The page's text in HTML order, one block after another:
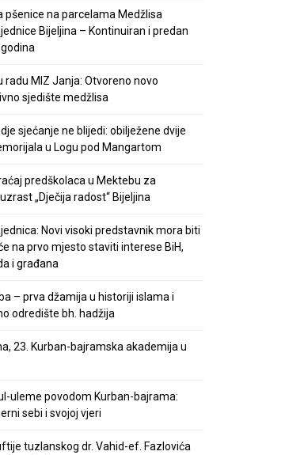
pšenice na parcelama Medžlisa
Bijeljina – Kontinuiran i predan
radu MIZ Janja: Otvoreno novo
sjedište medžlisa
sjećanje ne blijedi: obilježene dvije
u Logu pod Mangartom
predškolaca u Mektebu za
„Dječija radost“ Bijeljina
Novi visoki predstavnik mora biti
na prvo mjesto staviti interese BiH,
i građana
– prva džamija u historiji islama i
odredište bh. hadžija
23. Kurban-bajramska akademija u
uleme povodom Kurban-bajrama:
sebi i svojoj vjeri
tuzlanskog dr. Vahid-ef. Fazlovića